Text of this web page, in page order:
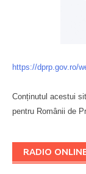
https://dprp.gov.ro/
Conținutul acestui
pentru Românii de
RADIO